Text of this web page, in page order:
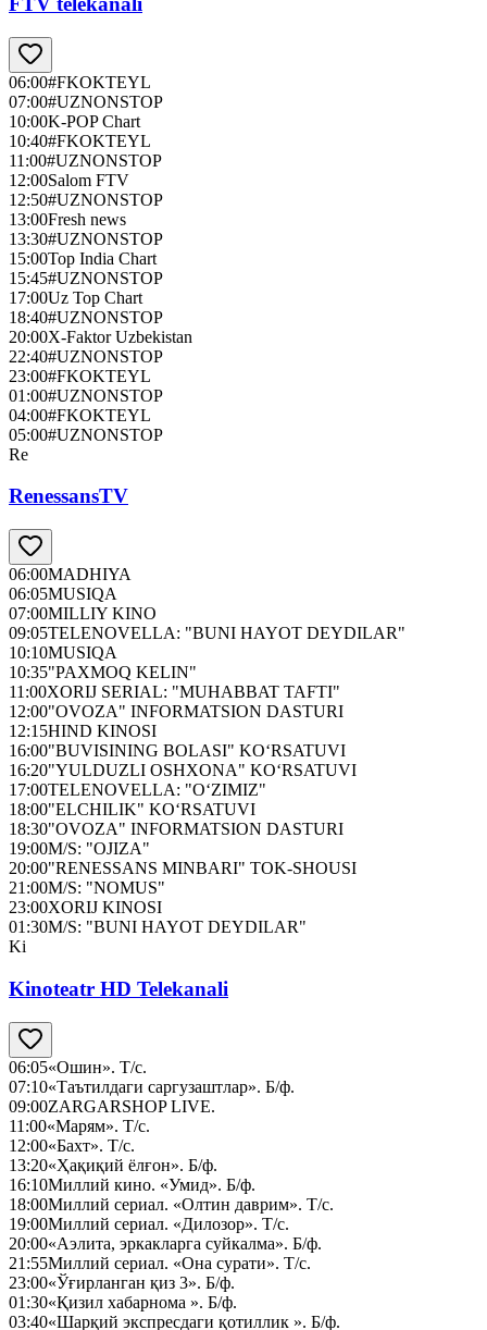
06:00#FKOKTEYL
07:00#UZNONSTOP
10:00K-POP Chart
10:40#FKOKTEYL
11:00#UZNONSTOP
12:00Salom FTV
12:50#UZNONSTOP
13:00Fresh news
13:30#UZNONSTOP
15:00Top India Chart
15:45#UZNONSTOP
17:00Uz Top Chart
18:40#UZNONSTOP
20:00X-Faktor Uzbekistan
22:40#UZNONSTOP
23:00#FKOKTEYL
01:00#UZNONSTOP
04:00#FKOKTEYL
05:00#UZNONSTOP
Re
RenessansTV
06:00MADHIYA
06:05MUSIQA
07:00MILLIY KINO
09:05TELENOVELLA: "BUNI HAYOT DEYDILAR"
10:10MUSIQA
10:35"PAXMOQ KELIN"
11:00XORIJ SERIAL: "MUHABBAT TAFTI"
12:00"OVOZA" INFORMATSION DASTURI
12:15HIND KINOSI
16:00"BUVISINING BOLASI" KO‘RSATUVI
16:20"YULDUZLI OSHXONA" KO‘RSATUVI
17:00TELENOVELLA: "O‘ZIMIZ"
18:00"ELCHILIK" KO‘RSATUVI
18:30"OVOZA" INFORMATSION DASTURI
19:00M/S: "OJIZA"
20:00"RENESSANS MINBARI" TOK-SHOUSI
21:00M/S: "NOMUS"
23:00XORIJ KINOSI
01:30M/S: "BUNI HAYOT DEYDILAR"
Ki
Kinoteatr HD Telekanali
06:05«Ошин». Т/с.
07:10«Таътилдаги саргузаштлар». Б/ф.
09:00ZARGARSHOP LIVE.
11:00«Марям». Т/с.
12:00«Бахт». Т/с.
13:20«Ҳақиқий ёлғон». Б/ф.
16:10Миллий кино. «Умид». Б/ф.
18:00Миллий сериал. «Олтин даврим». Т/с.
19:00Миллий сериал. «Дилозор». Т/с.
20:00«Аэлита, эркакларга суйкалма». Б/ф.
21:55Миллий сериал. «Она сурати». Т/с.
23:00«Ўғирланган қиз 3». Б/ф.
01:30«Қизил хабарнома ». Б/ф.
03:40«Шарқий экспресдаги қотиллик ». Б/ф.